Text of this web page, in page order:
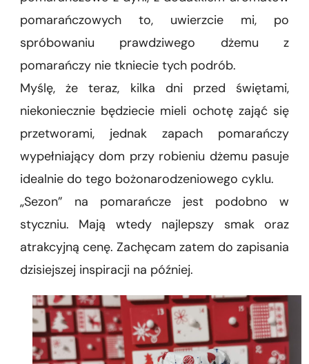
pomarańczowych to, uwierzcie mi, po
spróbowaniu prawdziwego dżemu z
pomarańczy nie tkniecie tych podrób.
Myślę, że teraz, kilka dni przed świętami,
niekoniecznie będziecie mieli ochotę zająć się
przetworami, jednak zapach pomarańczy
wypełniający dom przy robieniu dżemu pasuje
idealnie do tego bożonarodzeniowego cyklu.
„Sezon” na pomarańcze jest podobno w
styczniu. Mają wtedy najlepszy smak oraz
atrakcyjną cenę. Zachęcam zatem do zapisania
dzisiejszej inspiracji na później.